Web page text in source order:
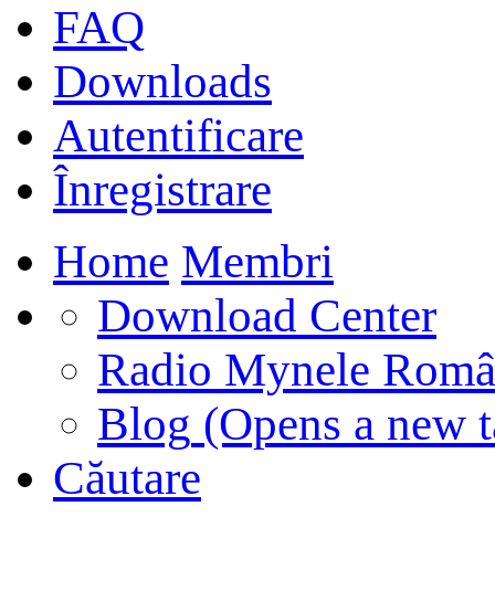
FAQ
Downloads
Autentificare
Înregistrare
Home Membri
Download Center
Radio Mynele
Blog (Opens a new
Căutare